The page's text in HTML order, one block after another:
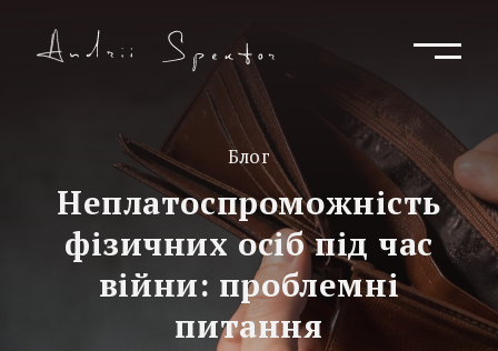
Блог
Неплатоспроможність
фізичних осіб під час
війни: проблемні
питання